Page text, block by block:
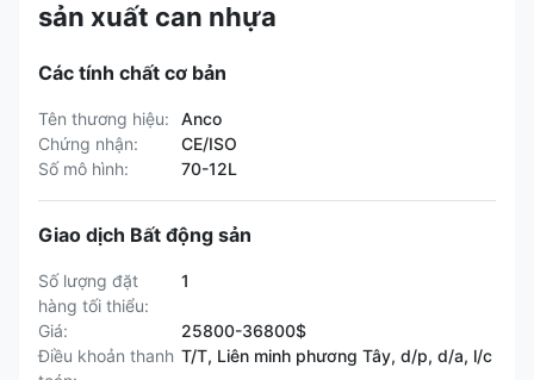
sản xuất can nhựa
Các tính chất cơ bản
Tên thương hiệu:
Anco
Chứng nhận:
CE/ISO
Số mô hình:
70-12L
Giao dịch Bất động sản
Số lượng đặt
hàng tối thiểu:
1
Giá:
25800-36800$
Điều khoản thanh T/T, Liên minh phương Tây, d/p, d/a, l/c